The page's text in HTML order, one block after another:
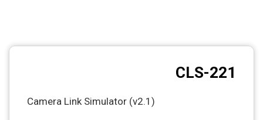
PTZ Confrence Camera
C-Mount Lenss
Professional Video Equipment
CLS-221
Camera Link Simulator (v2.1)